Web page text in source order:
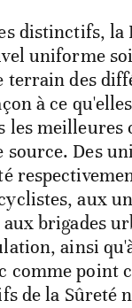
distinctifs, la
uniforme
terrain des
à ce
les meilleures
source. Des
aux
brigades
ainsi
comme point
de la Sûreté